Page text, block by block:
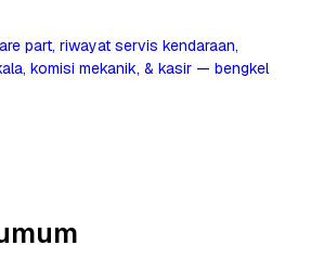
part, riwayat servis kendaraan,
komisi mekanik, & kasir — bengkel